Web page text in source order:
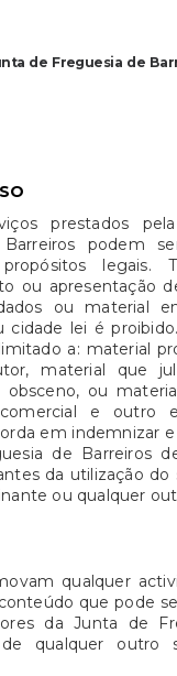
de Freguesia de
prestados
podem
legais.
ou apresentação
ou material
cidade lei é
a: material
material que
obsceno, ou
e outro
em indemnizar
de Barreiros
da utilização do
ou qualquer
qualquer
que pode
da Junta de
qualquer outro